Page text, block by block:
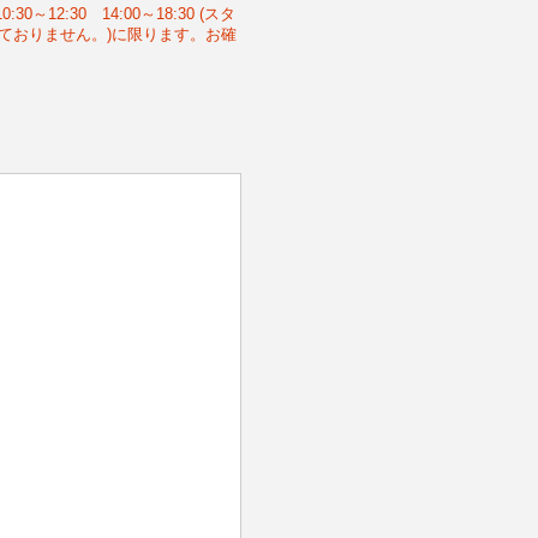
～12:30 14:00～18:30 (スタ
おりません。)に限ります。お確